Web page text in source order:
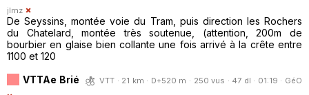
jlmz
De Seyssins, montée voie du Tram, puis direction les Rochers
du Chatelard, montée très soutenue, (attention, 200m de
bourbier en glaise bien collante une fois arrivé à la crête entre
1100 et 120
VTTAe Brié
VTT · 21 km · D+520 m · 250 vus · 47 dl · 01:19 · GéO